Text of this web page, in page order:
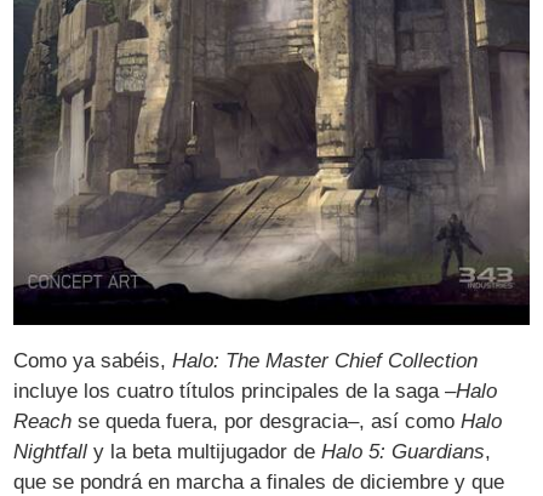
Como ya sabéis,Halo: The Master Chief Collection
incluye los cuatro títulos principales de la saga –Halo
Reach se queda fuera, por desgracia–, así comoHalo
Nightfall y la beta multijugador deHalo 5: Guardians,
que se pondrá en marcha a finales de diciembre y que